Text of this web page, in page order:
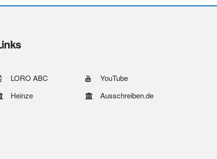
LORO ABC
YouTube
Heinze
Ausschreiben.de